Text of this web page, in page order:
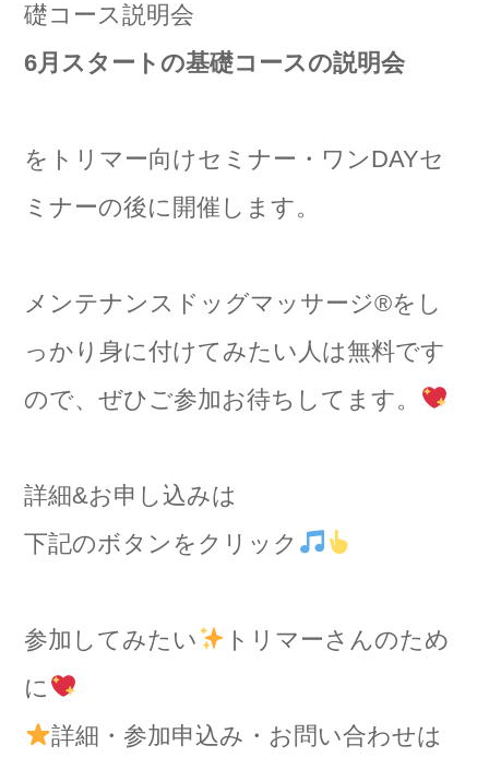
礎コース説明会
6月スタートの基礎コースの説明会
をトリマー向けセミナー・ワンDAYセ
ミナーの後に開催します。
メンテナンスドッグマッサージ®️をし
っかり身に付けてみたい人は無料です
ので、ぜひご参加お待ちしてます。
詳細&お申し込みは
下記のボタンをクリック
参加してみたい
トリマーさんのため
に
詳細・参加申込み・お問い合わせは